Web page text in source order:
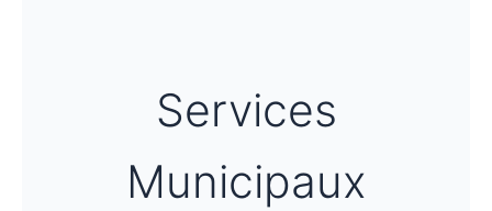
Services
Municipaux